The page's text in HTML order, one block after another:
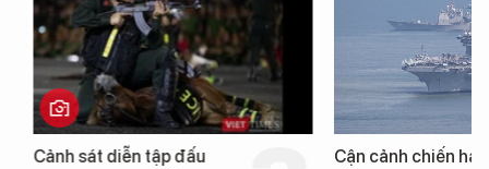
Cảnh sát diễn tập đấu
Cận cảnh chiến hạm